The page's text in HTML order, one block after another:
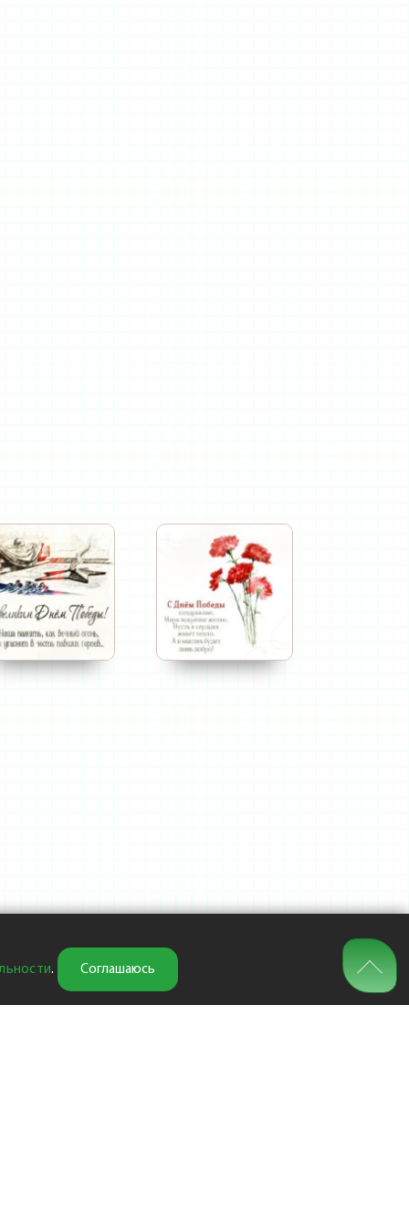
. Соглашаюсь